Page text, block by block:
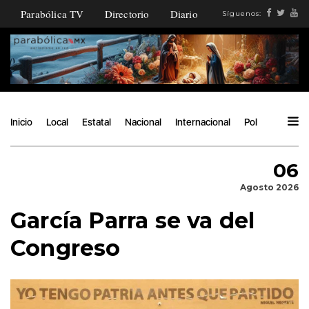
Parabólica TV Directorio Diario Síguenos:
Inicio Local Estatal Nacional Internacional Política
06
Agosto 2026
García Parra se va del
Congreso